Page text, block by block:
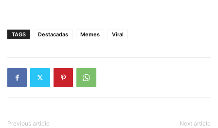
TAGS Destacadas Memes Viral
Previous article Next article